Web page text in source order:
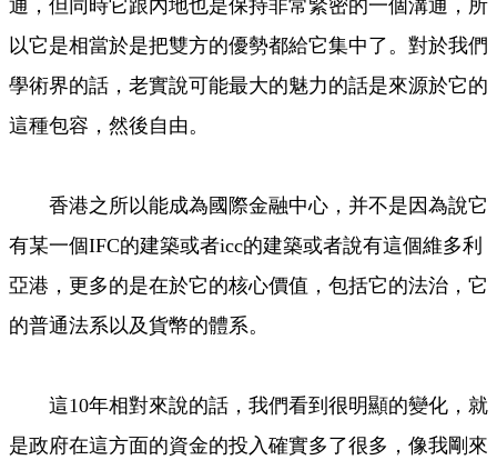
通，但同時它跟內地也是保持非常緊密的一個溝通，所
以它是相當於是把雙方的優勢都給它集中了。對於我們
學術界的話，老實說可能最大的魅力的話是來源於它的
這種包容，然後自由。
香港之所以能成為國際金融中心，并不是因為說它
有某一個IFC的建築或者icc的建築或者說有這個維多利
亞港，更多的是在於它的核心價值，包括它的法治，它
的普通法系以及貨幣的體系。
這10年相對來說的話，我們看到很明顯的變化，就
是政府在這方面的資金的投入確實多了很多，像我剛來